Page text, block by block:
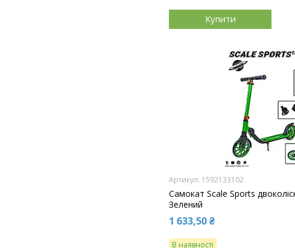
Купити
1592133102
Самокат Scale Sports
Зелений
1 633,50 ₴
В наявності